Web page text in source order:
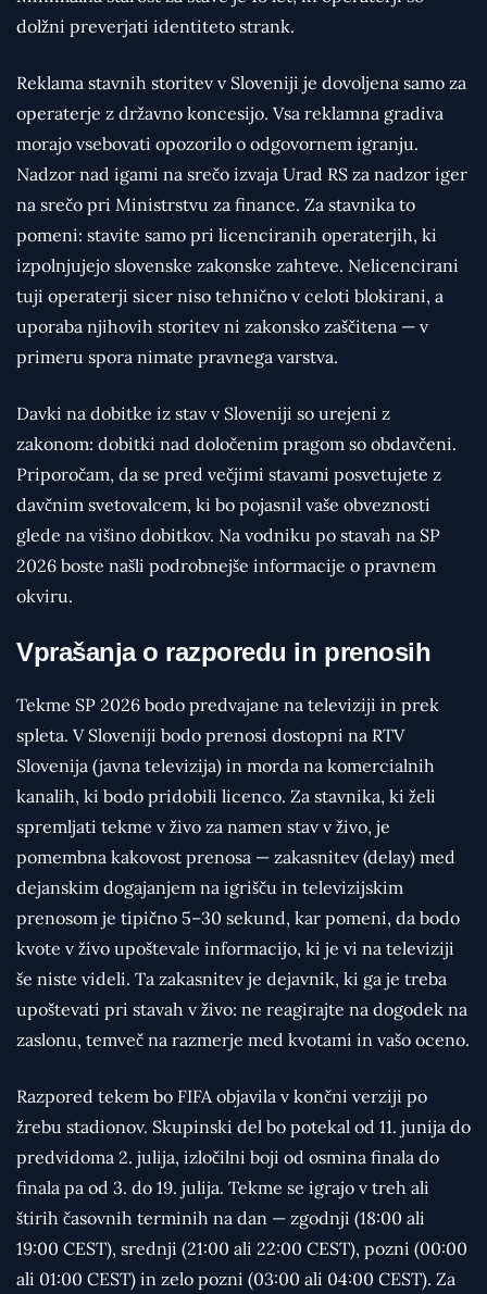
dolžni preverjati identiteto strank.
Reklama stavnih storitev v Sloveniji je dovoljena samo za
operaterje z državno koncesijo. Vsa reklamna gradiva
morajo vsebovati opozorilo o odgovornem igranju.
Nadzor nad igami na srečo izvaja Urad RS za nadzor iger
na srečo pri Ministrstvu za finance. Za stavnika to
pomeni: stavite samo pri licenciranih operaterjih, ki
izpolnjujejo slovenske zakonske zahteve. Nelicencirani
tuji operaterji sicer niso tehnično v celoti blokirani, a
uporaba njihovih storitev ni zakonsko zaščitena — v
primeru spora nimate pravnega varstva.
Davki na dobitke iz stav v Sloveniji so urejeni z
zakonom: dobitki nad določenim pragom so obdavčeni.
Priporočam, da se pred večjimi stavami posvetujete z
davčnim svetovalcem, ki bo pojasnil vaše obveznosti
glede na višino dobitkov. Na vodniku po stavah na SP
2026 boste našli podrobnejše informacije o pravnem
okviru.
Vprašanja o razporedu in prenosih
Tekme SP 2026 bodo predvajane na televiziji in prek
spleta. V Sloveniji bodo prenosi dostopni na RTV
Slovenija (javna televizija) in morda na komercialnih
kanalih, ki bodo pridobili licenco. Za stavnika, ki želi
spremljati tekme v živo za namen stav v živo, je
pomembna kakovost prenosa — zakasnitev (delay) med
dejanskim dogajanjem na igrišču in televizijskim
prenosom je tipično 5–30 sekund, kar pomeni, da bodo
kvote v živo upoštevale informacijo, ki je vi na televiziji
še niste videli. Ta zakasnitev je dejavnik, ki ga je treba
upoštevati pri stavah v živo: ne reagirajte na dogodek na
zaslonu, temveč na razmerje med kvotami in vašo oceno.
Razpored tekem bo FIFA objavila v končni verziji po
žrebu stadionov. Skupinski del bo potekal od 11. junija do
predvidoma 2. julija, izločilni boji od osmina finala do
finala pa od 3. do 19. julija. Tekme se igrajo v treh ali
štirih časovnih terminih na dan — zgodnji (18:00 ali
19:00 CEST), srednji (21:00 ali 22:00 CEST), pozni (00:00
ali 01:00 CEST) in zelo pozni (03:00 ali 04:00 CEST). Za